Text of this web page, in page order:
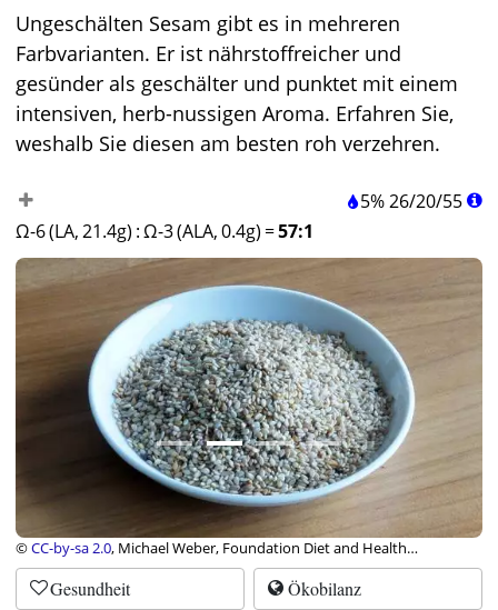
Ungeschälten Sesam gibt es in mehreren
Farbvarianten. Er ist nährstoffreicher und
gesünder als geschälter und punktet mit einem
intensiven, herb-nussigen Aroma. Erfahren Sie,
weshalb Sie diesen am besten roh verzehren.
5%26/20/55
Ω-6 (LA, 21.4g) :Ω-3 (ALA, 0.4g) =57:1
©CC-by-sa 2.0, Michael Weber, Foundation Diet and Health
Switzerland
Gesundheit
Ökobilanz